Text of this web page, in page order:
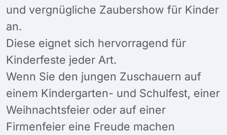
und vergnügliche Zaubershow für Kinder
an.
Diese eignet sich hervorragend für
Kinderfeste jeder Art.
Wenn Sie den jungen Zuschauern auf
einem Kindergarten- und Schulfest, einer
Weihnachtsfeier oder auf einer
Firmenfeier eine Freude machen